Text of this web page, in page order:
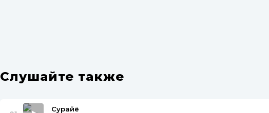
Слушайте также
Сурайё